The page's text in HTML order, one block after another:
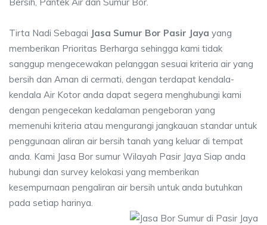
Tirta Nadi Sebagai Jasa Sumur Bor Pasir Jaya yang
memberikan Prioritas Berharga sehingga kami tidak
sanggup mengecewakan pelanggan sesuai kriteria air yang
bersih dan Aman di cermati, dengan terdapat kendala-
kendala Air Kotor anda dapat segera menghubungi kami
dengan pengecekan kedalaman pengeboran yang
memenuhi kriteria atau mengurangi jangkauan standar untuk
penggunaan aliran air bersih tanah yang keluar di tempat
anda. Kami Jasa Bor sumur Wilayah Pasir Jaya Siap anda
hubungi dan survey kelokasi yang memberikan
kesempurnaan pengaliran air bersih untuk anda butuhkan
pada setiap harinya.